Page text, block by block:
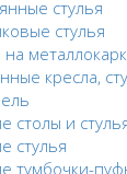
стулья
стулья
на
кресла,
столы и
стулья
тумбочки-